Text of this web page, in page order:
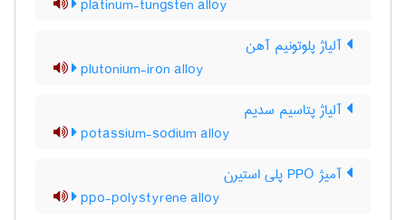
platinum-tungsten alloy
آلیاژ پلوتونیم آهن
plutonium-iron alloy
آلیاژ پتاسیم سدیم
potassium-sodium alloy
آمیژ PPO پلی استیرن
ppo-polystyrene alloy